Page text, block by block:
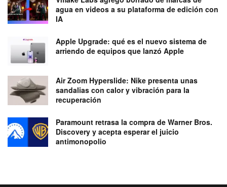
agua en videos a su plataforma de edición con
IA
Apple Upgrade: qué es el nuevo sistema de
arriendo de equipos que lanzó Apple
Air Zoom Hyperslide: Nike presenta unas
sandalias con calor y vibración para la
recuperación
Paramount retrasa la compra de Warner Bros.
Discovery y acepta esperar el juicio
antimonopolio